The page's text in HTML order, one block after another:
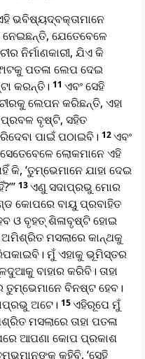
ଭବିଷ୍ୟ‌ଦ୍‌ବକ୍ତାମାନେ
ଯେତେବେଳେ
ନିର୍ମାଣକାରୀ, ଯିଏ କି
ପତଳା ଲେପ ଦେଇ
କରନ୍ତି। 11 ଏବଂ ସେହି
ଲେପନ କରିଛନ୍ତି, ଏହା
ବୃଷ୍ଟି, ସହିତ
ପାଇଁ ପଠାଇବି। 12ଏବଂ
ଲୋକମାନେ ଏହି
‘ତୁମ୍ଭେମାନେ ଯାହା ଦେଇ
13ଏଣୁ ସଦାପ୍ରଭୁ ମୋର
କୋପରେ ବାୟୁ ପ୍ରବାହିତ
ଓ ବୃହତ୍ ଶିଳାବୃଷ୍ଟି ହୋଇ
ମସଲାରେ କାନ୍ଥକୁ
ମୁଁ ଏହାକୁ ଭୂମିସ୍ତର
ବାହାର କରିବି। ତାହା
ବିନଷ୍ଟ ହେବ।
ଅଟେ। 15ଏହିରୂପେ ମୁଁ
ମସଲାରେ ତାହା ପତଳା
ଆପଣା କୋପ ପ୍ରକାଶ
କହିବି, ‘ସେହି